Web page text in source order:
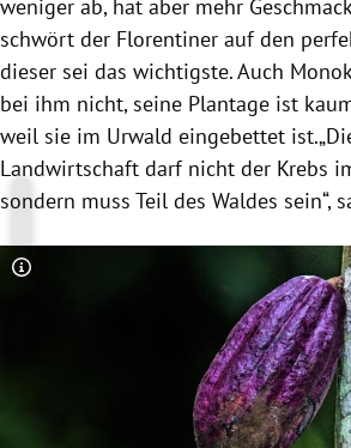
weniger ab, hat aber mehr
schwört der Florentiner auf den
dieser sei das wichtigste. Auch
bei ihm nicht, seine Plantage ist
weil sie im Urwald eingebettet
Landwirtschaft darf nicht der Krebs
sondern muss Teil des Waldes sein“,
Copyright-Hinweis öffnen/